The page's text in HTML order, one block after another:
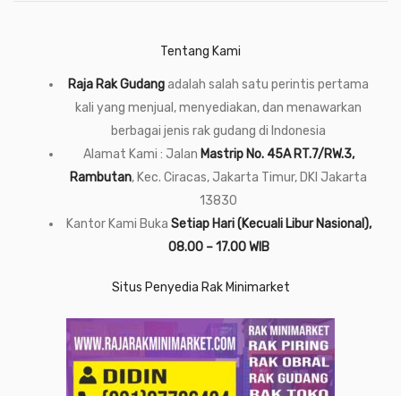
Tentang Kami
Raja Rak Gudangadalah salah satu perintis pertama
kali yang menjual, menyediakan, dan menawarkan
berbagai jenis rak gudang di Indonesia
Alamat Kami : Jalan Mastrip No. 45A RT.7/RW.3,
Rambutan, Kec. Ciracas, Jakarta Timur, DKI Jakarta
13830
Kantor Kami Buka Setiap Hari (Kecuali Libur Nasional),
08.00 – 17.00 WIB
Situs Penyedia Rak Minimarket